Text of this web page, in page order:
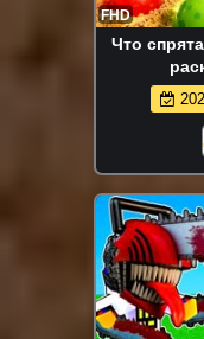
FHD
Что